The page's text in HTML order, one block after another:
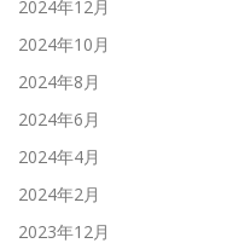
2024年12月
2024年10月
2024年8月
2024年6月
2024年4月
2024年2月
2023年12月